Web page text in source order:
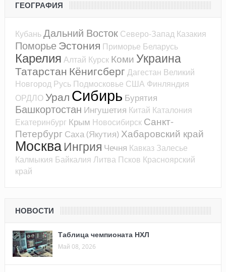
ГЕОГРАФИЯ
КубаньДальний Восток Северо-Запад Казакия
ПоморьеЭстония Приморье Беларусь
Карелия Алтай Курск Коми Украина
Татарстан Кёнигсберг Дагестан Великий
Новгород Русь Подмосковье США Финляндия
ОРДЛО Урал Сибирь Бурятия
Башкортостан Ингушетия Китай Каталония
Екатеринбург Крым Новосибирск Санкт-
Петербург Саха (Якутия) Хабаровский край
МоскваИнгрия Чечня Кавказ Залесье
Калмыкия Байкалия Литва Псков Красноярский
край
НОВОСТИ
Таблица чемпионата НХЛ
Май 08, 2026